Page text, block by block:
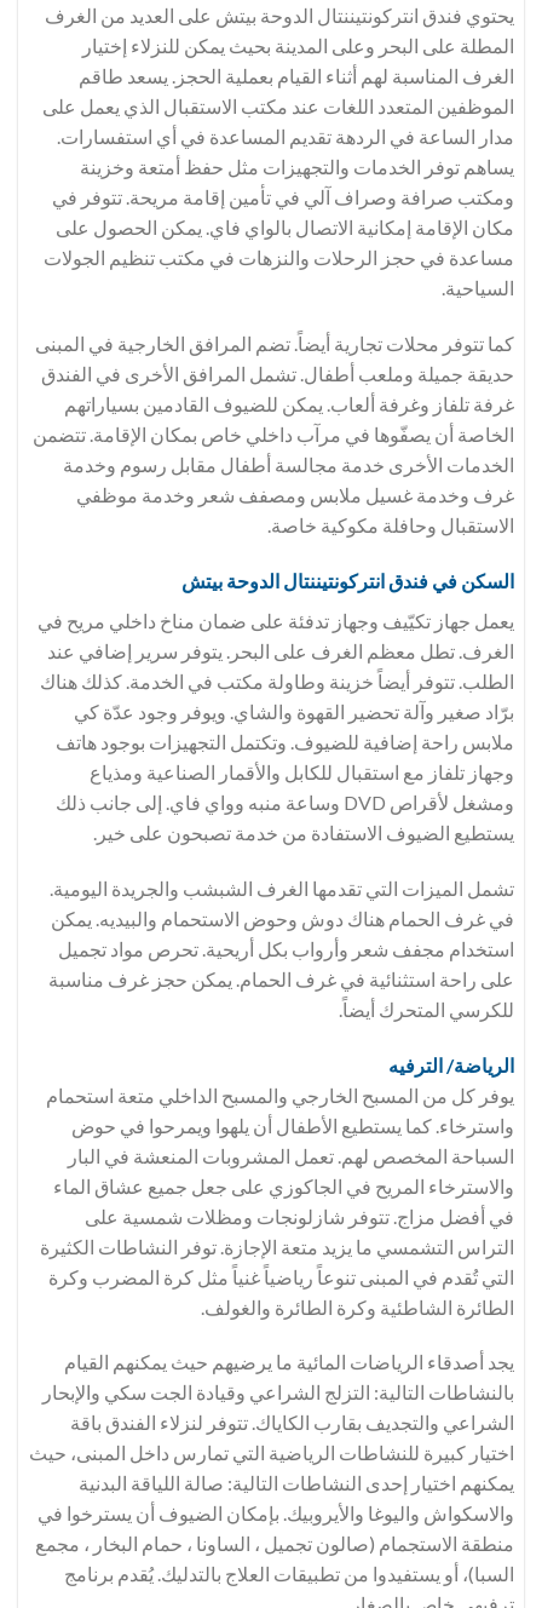
يحتوي فندق انتركونتيننتال الدوحة بيتش على العديد من الغرف
المطلة على البحر وعلى المدينة بحيث يمكن للنزلاء إختيار
الغرف المناسبة لهم أثناء القيام بعملية الحجز. يسعد طاقم
الموظفين المتعدد اللغات عند مكتب الاستقبال الذي يعمل على
مدار الساعة في الردهة تقديم المساعدة في أي استفسارات.
يساهم توفر الخدمات والتجهيزات مثل حفظ أمتعة وخزينة
ومكتب صرافة وصراف آلي في تأمين إقامة مريحة. تتوفر في
مكان الإقامة إمكانية الاتصال بالواي فاي. يمكن الحصول على
مساعدة في حجز الرحلات والنزهات في مكتب تنظيم الجولات
السياحية.
كما تتوفر محلات تجارية أيضاً. تضم المرافق الخارجية في المبنى
حديقة جميلة وملعب أطفال. تشمل المرافق الأخرى في الفندق
غرفة تلفاز وغرفة ألعاب. يمكن للضيوف القادمين بسياراتهم
الخاصة أن يصفّوها في مرآب داخلي خاص بمكان الإقامة. تتضمن
الخدمات الأخرى خدمة مجالسة أطفال مقابل رسوم وخدمة
غرف وخدمة غسيل ملابس ومصفف شعر وخدمة موظفي
الاستقبال وحافلة مكوكية خاصة.
السكن في فندق انتركونتيننتال الدوحة بيتش
يعمل جهاز تكيّيف وجهاز تدفئة على ضمان مناخ داخلي مريح في
الغرف. تطل معظم الغرف على البحر. يتوفر سرير إضافي عند
الطلب. تتوفر أيضاً خزينة وطاولة مكتب في الخدمة. كذلك هناك
برّاد صغير وآلة تحضير القهوة والشاي. ويوفر وجود عدّة كي
ملابس راحة إضافية للضيوف. وتكتمل التجهيزات بوجود هاتف
وجهاز تلفاز مع استقبال للكابل والأقمار الصناعية ومذياع
ومشغل لأقراص DVD وساعة منبه وواي فاي. إلى جانب ذلك
يستطيع الضيوف الاستفادة من خدمة تصبحون على خير.
تشمل الميزات التي تقدمها الغرف الشبشب والجريدة اليومية.
في غرف الحمام هناك دوش وحوض الاستحمام والبيديه. يمكن
استخدام مجفف شعر وأرواب بكل أريحية. تحرص مواد تجميل
على راحة استثنائية في غرف الحمام. يمكن حجز غرف مناسبة
للكرسي المتحرك أيضاً.
الرياضة/ الترفيه
يوفر كل من المسبح الخارجي والمسبح الداخلي متعة استحمام
واسترخاء. كما يستطيع الأطفال أن يلهوا ويمرحوا في حوض
السباحة المخصص لهم. تعمل المشروبات المنعشة في البار
والاسترخاء المريح في الجاكوزي على جعل جميع عشاق الماء
في أفضل مزاج. تتوفر شازلونجات ومظلات شمسية على
التراس التشمسي ما يزيد متعة الإجازة. توفر النشاطات الكثيرة
التي تُقدم في المبنى تنوعاً رياضياً غنياً مثل كرة المضرب وكرة
الطائرة الشاطئية وكرة الطائرة والغولف.
يجد أصدقاء الرياضات المائية ما يرضيهم حيث يمكنهم القيام
بالنشاطات التالية: التزلج الشراعي وقيادة الجت سكي والإبحار
الشراعي والتجديف بقارب الكاياك. تتوفر لنزلاء الفندق باقة
اختيار كبيرة للنشاطات الرياضية التي تمارس داخل المبنى، حيث
يمكنهم اختيار إحدى النشاطات التالية: صالة اللياقة البدنية
والاسكواش واليوغا والأيروبيك. بإمكان الضيوف أن يسترخوا في
منطقة الاستجمام (صالون تجميل ، الساونا ، حمام البخار ، مجمع
السبا)، أو يستفيدوا من تطبيقات العلاج بالتدليك. يُقدم برنامج